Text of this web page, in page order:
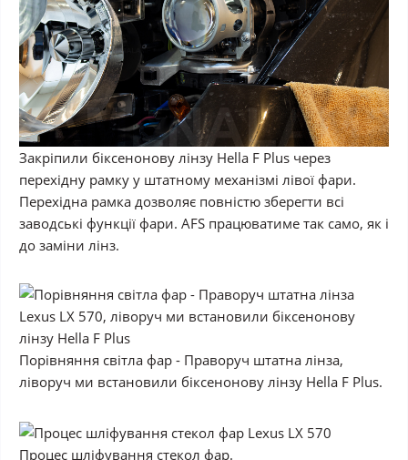
Закріпили біксенонову лінзу Hella F Plus через
перехідну рамку у штатному механізмі лівої фари.
Перехідна рамка дозволяє повністю зберегти всі
заводські функції фари. AFS працюватиме так само, як і
до заміни лінз.
Порівняння світла фар - Праворуч штатна лінза,
ліворуч ми встановили біксенонову лінзу Hella F Plus.
Процес шліфування стекол фар.